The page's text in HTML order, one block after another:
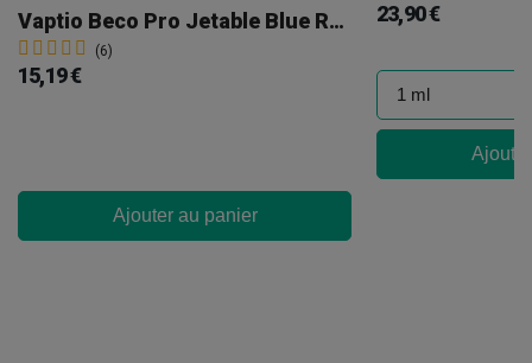
Vaptio Beco Pro Jetable Blue Razz
(6)
15,19 €
Ajouter au panier
23,90 €